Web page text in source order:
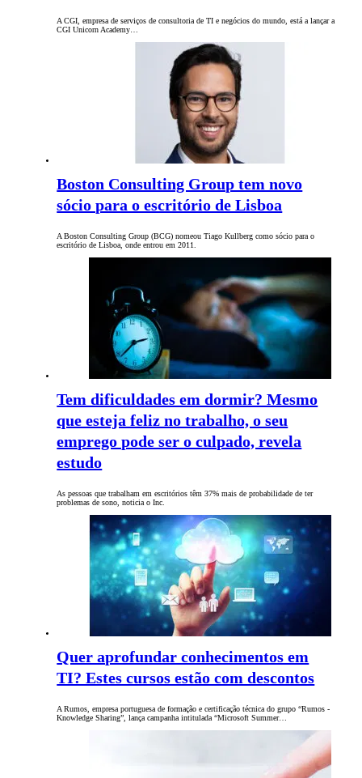
A CGI, empresa de serviços de consultoria de TI e negócios do mundo, está a lançar a
CGI Unicorn Academy…
Boston Consulting Group tem novo
sócio para o escritório de Lisboa
A Boston Consulting Group (BCG) nomeou Tiago Kullberg como sócio para o
escritório de Lisboa, onde entrou em 2011.
Tem dificuldades em dormir? Mesmo
que esteja feliz no trabalho, o seu
emprego pode ser o culpado, revela
estudo
As pessoas que trabalham em escritórios têm 37% mais de probabilidade de ter
problemas de sono, noticia o Inc.
Quer aprofundar conhecimentos em
TI? Estes cursos estão com descontos
A Rumos, empresa portuguesa de formação e certificação técnica do grupo “Rumos -
Knowledge Sharing”, lança campanha intitulada “Microsoft Summer…